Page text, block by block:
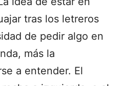
tras los letreros
de pedir algo en
más la
a entender. El